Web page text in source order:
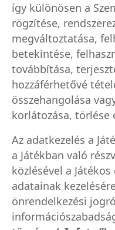
így különösen a
rögzítése,
megváltoztatása,
betekintése,
továbbítása,
hozzáférhetővé
összehangolása
korlátozása, törlése
Az adatkezelés a
a Játékban való
közlésével a
adatainak
önrendelkezési